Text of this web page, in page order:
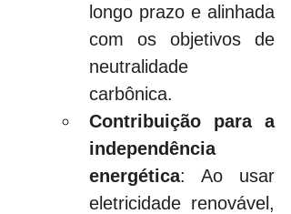
longo prazo e alinhada
com os objetivos de
neutralidade
carbônica.
Contribuição para a
independência
energética: Ao usar
eletricidade renovável,